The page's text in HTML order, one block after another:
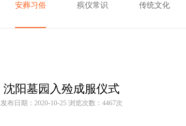
安葬习俗 殡仪常识 传统文化
沈阳墓园入殓成服仪式
发布日期：2020-10-25 浏览次数：4467次